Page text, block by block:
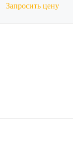
Запросить цену